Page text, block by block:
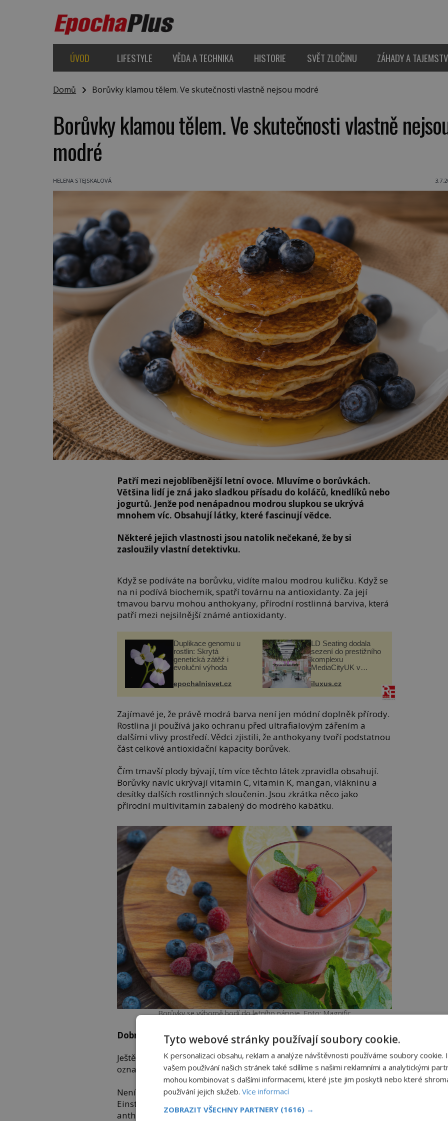
ÚVOD LIFESTYLE VĚDA A TECHNIKA HISTORIE SVĚT ZLOČINU ZÁHADY A
Domů Borůvky klamou tělem. Ve skutečnosti vlastně nejsou modré
Borůvky klamou tělem. Ve skutečnosti vlastně
modré
HELENA STEJSKALOVÁ
Patří mezi nejoblíbenější letní ovoce. Mluvíme o borůvkách.
Většina lidí je zná jako sladkou přísadu do koláčů, knedlíků nebo
jogurtů. Jenže pod nenápadnou modrou slupkou se ukrývá
mnohem víc. Obsahují látky, které fascinují vědce.
Některé jejich vlastnosti jsou natolik nečekané, že by si
zasloužily vlastní detektivku.
Když se podíváte na borůvku, vidíte malou modrou kuličku. Když se
na ni podívá biochemik, spatří továrnu na antioxidanty. Za její
tmavou barvu mohou anthokyany, přírodní rostlinná barviva, která
patří mezi nejsilnější známé antioxidanty.
Duplikace genomu u
rostlin: Skrytá
genetická zátěž i
evoluční výhoda
epochalnisvet.cz
LD Seating dodala
sezení do prestižního
komplexu
MediaCityUK v
iluxus.cz
Zajímavé je, že právě modrá barva není jen módní doplněk přírody.
Rostlina ji používá jako ochranu před ultrafialovým zářením a
dalšími vlivy prostředí. Vědci zjistili, že anthokyany tvoří podstatnou
část celkové antioxidační kapacity borůvek.
Čím tmavší plody bývají, tím více těchto látek zpravidla obsahují.
Borůvky navíc ukrývají vitamin C, vitamin K, mangan, vlákninu a
desítky dalších rostlinných sloučenin. Jsou zkrátka něco jako
přírodní multivitamin zabalený do modrého kabátku.
Borůvky se výborně hodí do letního nápoje. Foto: Magnific
Dobrá potrava pro mozek
Ještě zajímavější je jejich vztah k lidskému mozku. Borůvky se někdy
označují za „potravu pro neurony“.
Není to proto, že by po jejich snědení člověk okamžitě vyřešil
Einsteinovy rovnice, ale protože výzkumy dlouhodobě zkoumají vliv
anthokyanů na kognitivní funkce a stárnutí mozku.
Tyto webové stránky používají soubory cookie.
K personalizaci obsahu, reklam a analýze návštěvnosti používáme soubory cookie.
vašem používání našich stránek také sdílíme s našimi reklamními a analytickými
mohou kombinovat s dalšími informacemi, které jste jim poskytli nebo které
používání jejich služeb. Více informací
ZOBRAZIT VŠECHNY PARTNERY (1616) →